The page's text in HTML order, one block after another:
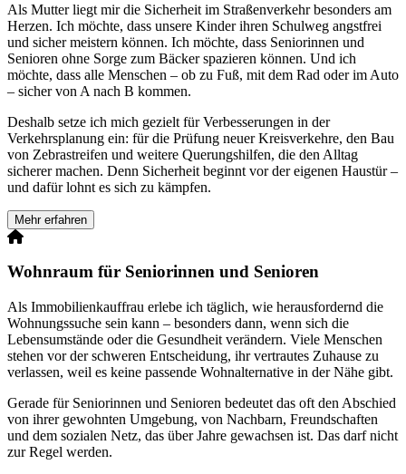
Als Mutter liegt mir die Sicherheit im Straßenverkehr besonders am
Herzen. Ich möchte, dass unsere Kinder ihren Schulweg angstfrei
und sicher meistern können. Ich möchte, dass Seniorinnen und
Senioren ohne Sorge zum Bäcker spazieren können. Und ich
möchte, dass alle Menschen – ob zu Fuß, mit dem Rad oder im Auto
– sicher von A nach B kommen.
Deshalb setze ich mich gezielt für Verbesserungen in der
Verkehrsplanung ein: für die Prüfung neuer Kreisverkehre, den Bau
von Zebrastreifen und weitere Querungshilfen, die den Alltag
sicherer machen. Denn Sicherheit beginnt vor der eigenen Haustür –
und dafür lohnt es sich zu kämpfen.
Mehr erfahren
Wohnraum für Seniorinnen und Senioren
Als Immobilienkauffrau erlebe ich täglich, wie herausfordernd die
Wohnungssuche sein kann – besonders dann, wenn sich die
Lebensumstände oder die Gesundheit verändern. Viele Menschen
stehen vor der schweren Entscheidung, ihr vertrautes Zuhause zu
verlassen, weil es keine passende Wohnalternative in der Nähe gibt.
Gerade für Seniorinnen und Senioren bedeutet das oft den Abschied
von ihrer gewohnten Umgebung, von Nachbarn, Freundschaften
und dem sozialen Netz, das über Jahre gewachsen ist. Das darf nicht
zur Regel werden.